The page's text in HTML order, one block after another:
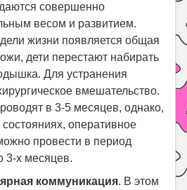
совершенно
весом и развитием.
жизни появляется общая
дети перестают набирать
Для устранения
вмешательство.
в 3-5 месяцев, однако,
оперативное
провести в период
3-х месяцев.
коммуникация. В этом